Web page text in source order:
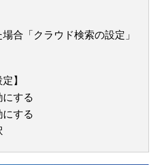
場合「クラウド検索の設定」
】
する
する